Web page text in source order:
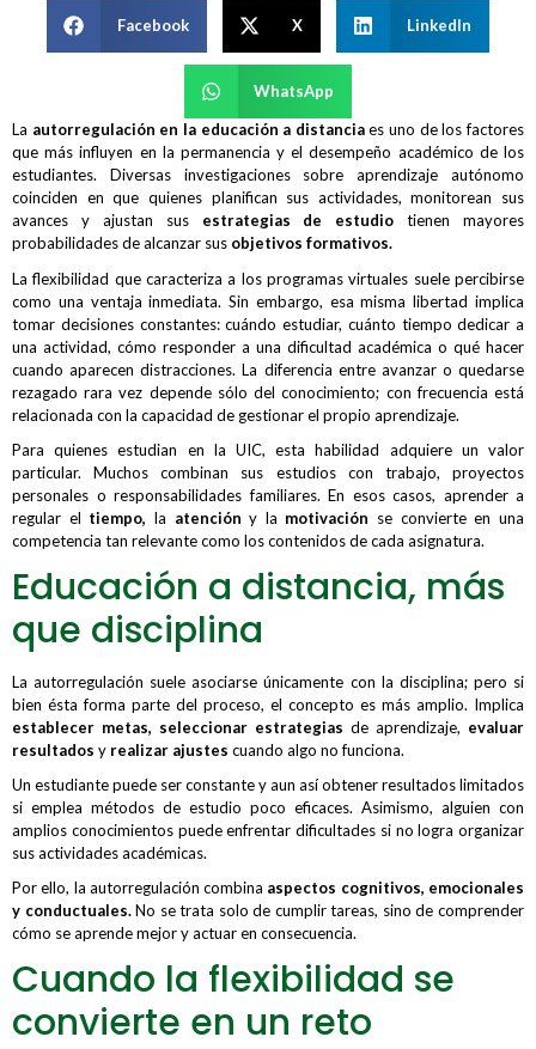
Facebook X LinkedIn
WhatsApp
La autorregulación en la educación a distanciaes uno de los factores
que más influyen en la permanencia y el desempeño académico de los
estudiantes. Diversas investigaciones sobre aprendizaje autónomo
coinciden en que quienes planifican sus actividades, monitorean sus
avances y ajustan sus estrategias de estudio tienen mayores
probabilidades de alcanzar sus objetivos formativos.
La flexibilidad que caracteriza a los programas virtuales suele percibirse
como una ventaja inmediata. Sin embargo, esa misma libertad implica
tomar decisiones constantes: cuándo estudiar, cuánto tiempo dedicar a
una actividad, cómo responder a una dificultad académica o qué hacer
cuando aparecen distracciones. La diferencia entre avanzar o quedarse
rezagado rara vez depende sólo del conocimiento; con frecuencia está
relacionada con la capacidad de gestionar el propio aprendizaje.
Para quienes estudian en la UIC, esta habilidad adquiere un valor
particular. Muchos combinan sus estudios con trabajo, proyectos
personales o responsabilidades familiares. En esos casos, aprender a
regular el tiempo, la atención y la motivación se convierte en una
competencia tan relevante como los contenidos de cada asignatura.
Educación a distancia, más
que disciplina
La autorregulación suele asociarse únicamente con la disciplina; pero si
bien ésta forma parte del proceso, el concepto es más amplio. Implica
establecer metas, seleccionar estrategias de aprendizaje, evaluar
resultados y realizar ajustes cuando algo no funciona.
Un estudiante puede ser constante y aun así obtener resultados limitados
si emplea métodos de estudio poco eficaces. Asimismo, alguien con
amplios conocimientos puede enfrentar dificultades si no logra organizar
sus actividades académicas.
Por ello, la autorregulación combina aspectos cognitivos, emocionales
y conductuales.No se trata solo de cumplir tareas, sino de comprender
cómo se aprende mejor y actuar en consecuencia.
Cuando la flexibilidad se
convierte en un reto